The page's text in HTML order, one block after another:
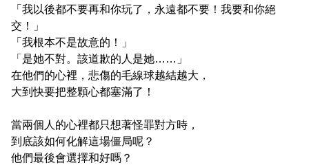
「我以後都不要再和你玩了，永遠都不要！我要和你絕
交！」
「我根本不是故意的！」
「是她不對。該道歉的人是她……」
在他們的心裡，悲傷的毛線球越結越大，
大到快要把整顆心都塞滿了！
當兩個人的心裡都只想著怪罪對方時，
到底該如何化解這場僵局呢？
他們最後會選擇和好嗎？